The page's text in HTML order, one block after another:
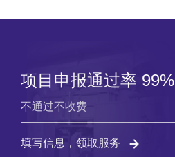
项目申报通过率 99%
不通过不收费
填写信息，领取服务